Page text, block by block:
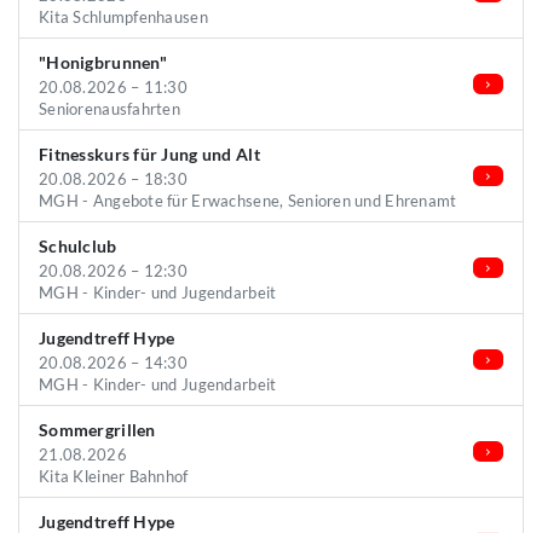
Kita Schlumpfenhausen
"Honigbrunnen"
20.08.2026 – 11:30
Seniorenausfahrten
Fitnesskurs für Jung und Alt
20.08.2026 – 18:30
MGH - Angebote für Erwachsene, Senioren und Ehrenamt
Schulclub
20.08.2026 – 12:30
MGH - Kinder- und Jugendarbeit
Jugendtreff Hype
20.08.2026 – 14:30
MGH - Kinder- und Jugendarbeit
Sommergrillen
21.08.2026
Kita Kleiner Bahnhof
Jugendtreff Hype